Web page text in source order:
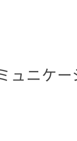
ュニケ